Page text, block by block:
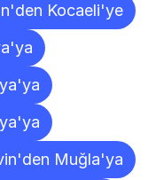
Kocaeli'ye
Muğla'ya